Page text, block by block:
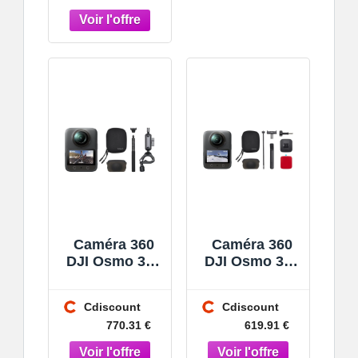
Caméra 360
DJI Osmo 360
170° Étanche
Cdiscount
770.31 €
Caméra 360
DJI Osmo 360
Pouce Kit
Casque POV
Cdiscount
619.91 €